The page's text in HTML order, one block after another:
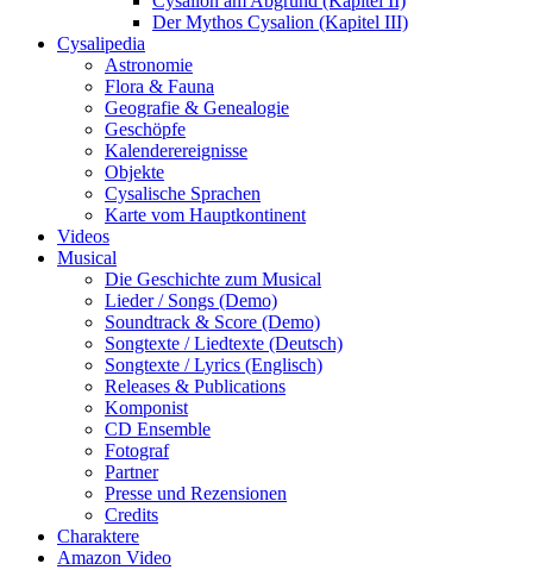
Der Mythos Cysalion (Kapitel III)
Cysalipedia
Astronomie
Flora & Fauna
Geografie & Genealogie
Geschöpfe
Kalenderereignisse
Objekte
Cysalische Sprachen
Karte vom Hauptkontinent
Videos
Musical
Die Geschichte zum Musical
Lieder / Songs (Demo)
Soundtrack & Score (Demo)
Songtexte / Liedtexte (Deutsch)
Songtexte / Lyrics (Englisch)
Releases & Publications
Komponist
CD Ensemble
Fotograf
Partner
Presse und Rezensionen
Credits
Charaktere
Amazon Video